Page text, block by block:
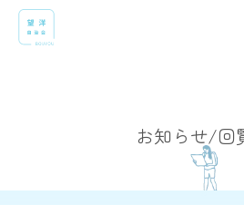
お知らせ/回